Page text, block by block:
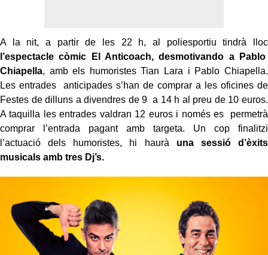
A la nit, a partir de les 22 h, al poliesportiu tindrà lloc
l’espectacle còmic El Anticoach, desmotivando a Pablo
Chiapella, amb els humoristes Tian Lara i Pablo Chiapella.
Les entrades anticipades s’han de comprar a les oficines de
Festes de dilluns a divendres de 9 a 14 h al preu de 10 euros.
A taquilla les entrades valdran 12 euros i només es permetrà
comprar l’entrada pagant amb targeta. Un cop finalitzi
l’actuació dels humoristes, hi haurà una sessió d’èxits
musicals amb tres Dj’s.